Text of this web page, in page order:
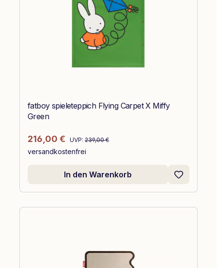
fatboy spieleteppich Flying Carpet X Miffy
Green
Verkaufspreis:
216,00 € Regulärer Preis:
UVP: 239,00 €
versandkostenfrei
In den Warenkorb